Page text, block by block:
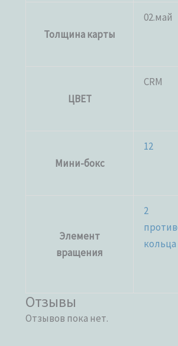
Толщина карты
02.май
ЦВЕТ
CRM
Мини-бокс
12
Элемент
вращения
2
кольца
Отзывы
Отзывов пока нет.